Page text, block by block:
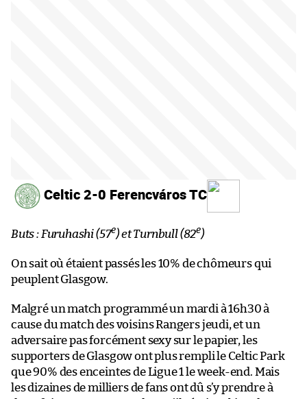
Celtic 2-0 Ferencváros TC
Buts : Furuhashi (57e) et Turnbull (82e)
On sait où étaient passés les 10% de chômeurs qui
peuplent Glasgow.
Malgré un match programmé un mardi à 16h30 à
cause du match des voisins Rangers jeudi, et un
adversaire pas forcément sexy sur le papier, les
supporters de Glasgow ont plus rempli le Celtic Park
que 90% des enceintes de Ligue 1 le week-end. Mais
les dizaines de milliers de fans ont dû s’y prendre à